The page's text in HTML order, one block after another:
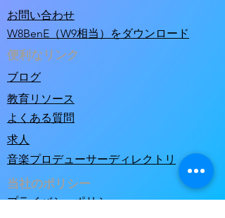
お問い合わせ
便利なリンク
ブログ
教育リソース
よくある質問
求人
音楽プロデューサーディレクトリ
当社のポリシー
プライバシーポリシー
W8BenE（W9相当）をダウンロード